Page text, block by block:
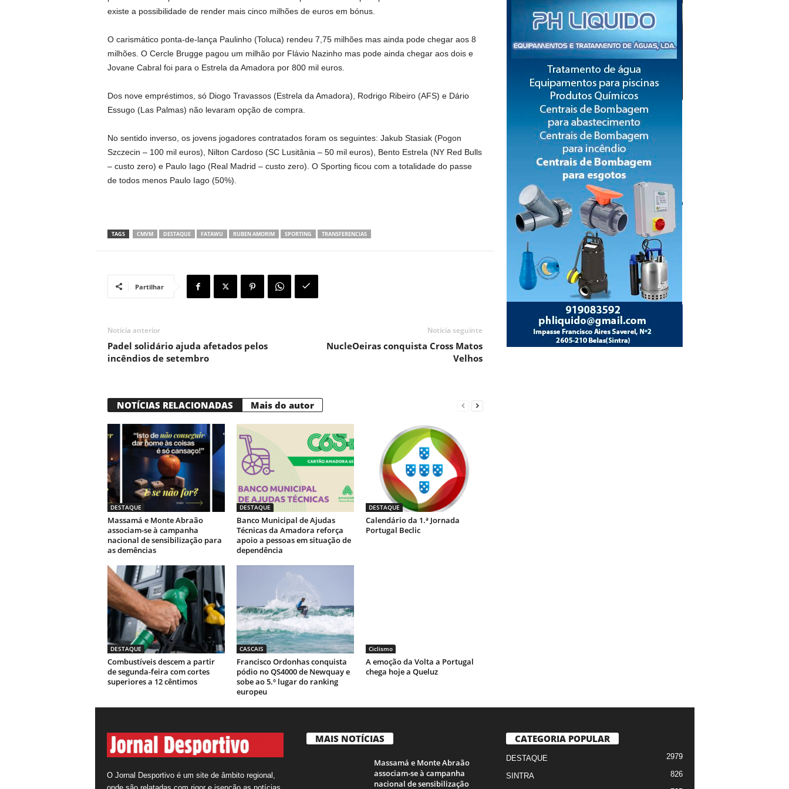
existe a possibilidade de render mais cinco milhões de euros em bónus.
O carismático ponta-de-lança Paulinho (Toluca) rendeu 7,75 milhões mas ainda pode chegar aos 8
milhões. O Cercle Brugge pagou um milhão por Flávio Nazinho mas pode ainda chegar aos dois e
Jovane Cabral foi para o Estrela da Amadora por 800 mil euros.
Dos nove empréstimos, só Diogo Travassos (Estrela da Amadora), Rodrigo Ribeiro (AFS) e Dário
Essugo (Las Palmas) não levaram opção de compra.
No sentido inverso, os jovens jogadores contratados foram os seguintes: Jakub Stasiak (Pogon
Szczecin – 100 mil euros), Nilton Cardoso (SC Lusitânia – 50 mil euros), Bento Estrela (NY Red Bulls
– custo zero) e Paulo Iago (Real Madrid – custo zero). O Sporting ficou com a totalidade do passe
de todos menos Paulo Iago (50%).
TAGS CMVM DESTAQUE FATAWU RUBEN AMORIM SPORTING TRANSFERENCIAS
Partilhar
Notícia anterior
Padel solidário ajuda afetados pelos
incêndios de setembro
Notícia seguinte
NucleOeiras conquista Cross Matos
Velhos
NOTÍCIAS RELACIONADAS Mais do autor
DESTAQUE
Massamá e Monte Abraão
associam-se à campanha
nacional de sensibilização para
as demências
DESTAQUE
Banco Municipal de Ajudas
Técnicas da Amadora reforça
apoio a pessoas em situação de
dependência
DESTAQUE
Calendário da 1.ª Jornada
Portugal Beclic
DESTAQUE
Combustíveis descem a partir
de segunda-feira com cortes
superiores a 12 cêntimos
CASCAIS
Francisco Ordonhas conquista
pódio no QS4000 de Newquay e
sobe ao 5.º lugar do ranking
europeu
Ciclismo
A emoção da Volta a Portugal
chega hoje a Queluz
O Jornal Desportivo é um site de âmbito regional,
MAIS NOTÍCIAS
Massamá e Monte Abraão
associam-se à campanha
nacional de sensibilização
CATEGORIA POPULAR
DESTAQUE 2979
SINTRA 826